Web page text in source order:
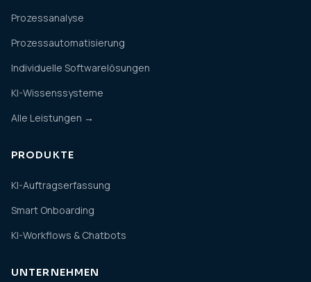
Prozessanalyse
Prozessautomatisierung
Individuelle Softwarelösungen
KI-Wissenssysteme
Alle Leistungen →
PRODUKTE
KI-Auftragserfassung
Smart Onboarding
KI-Workflows & Chatbots
UNTERNEHMEN